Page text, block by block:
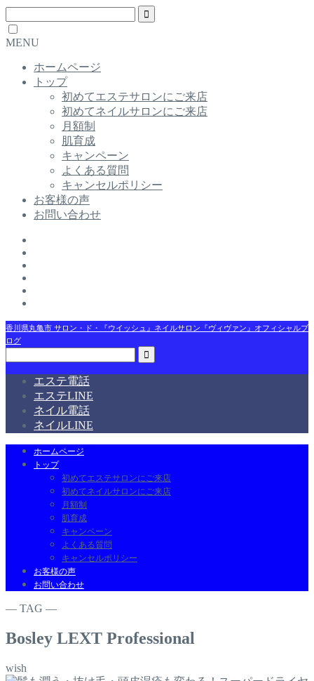
MENU
ホームページ
トップ
初めてエステサロンにご来店
初めてネイルサロンにご来店
月額制
肌育成
キャンペーン
よくある質問
キャンセルポリシー
お客様の声
お問い合わせ
香川県丸亀市 サロン・ド・『ウイッシュ』ネイルサロン『ヴィヴァン』オフィシャルブ
ログ
エステ電話
エステLINE
ネイル電話
ネイルLINE
ホームページ
トップ
初めてエステサロンにご来店
初めてネイルサロンにご来店
月額制
肌育成
キャンペーン
よくある質問
キャンセルポリシー
お客様の声
お問い合わせ
― TAG ―
Bosley LEXT Professional
wish